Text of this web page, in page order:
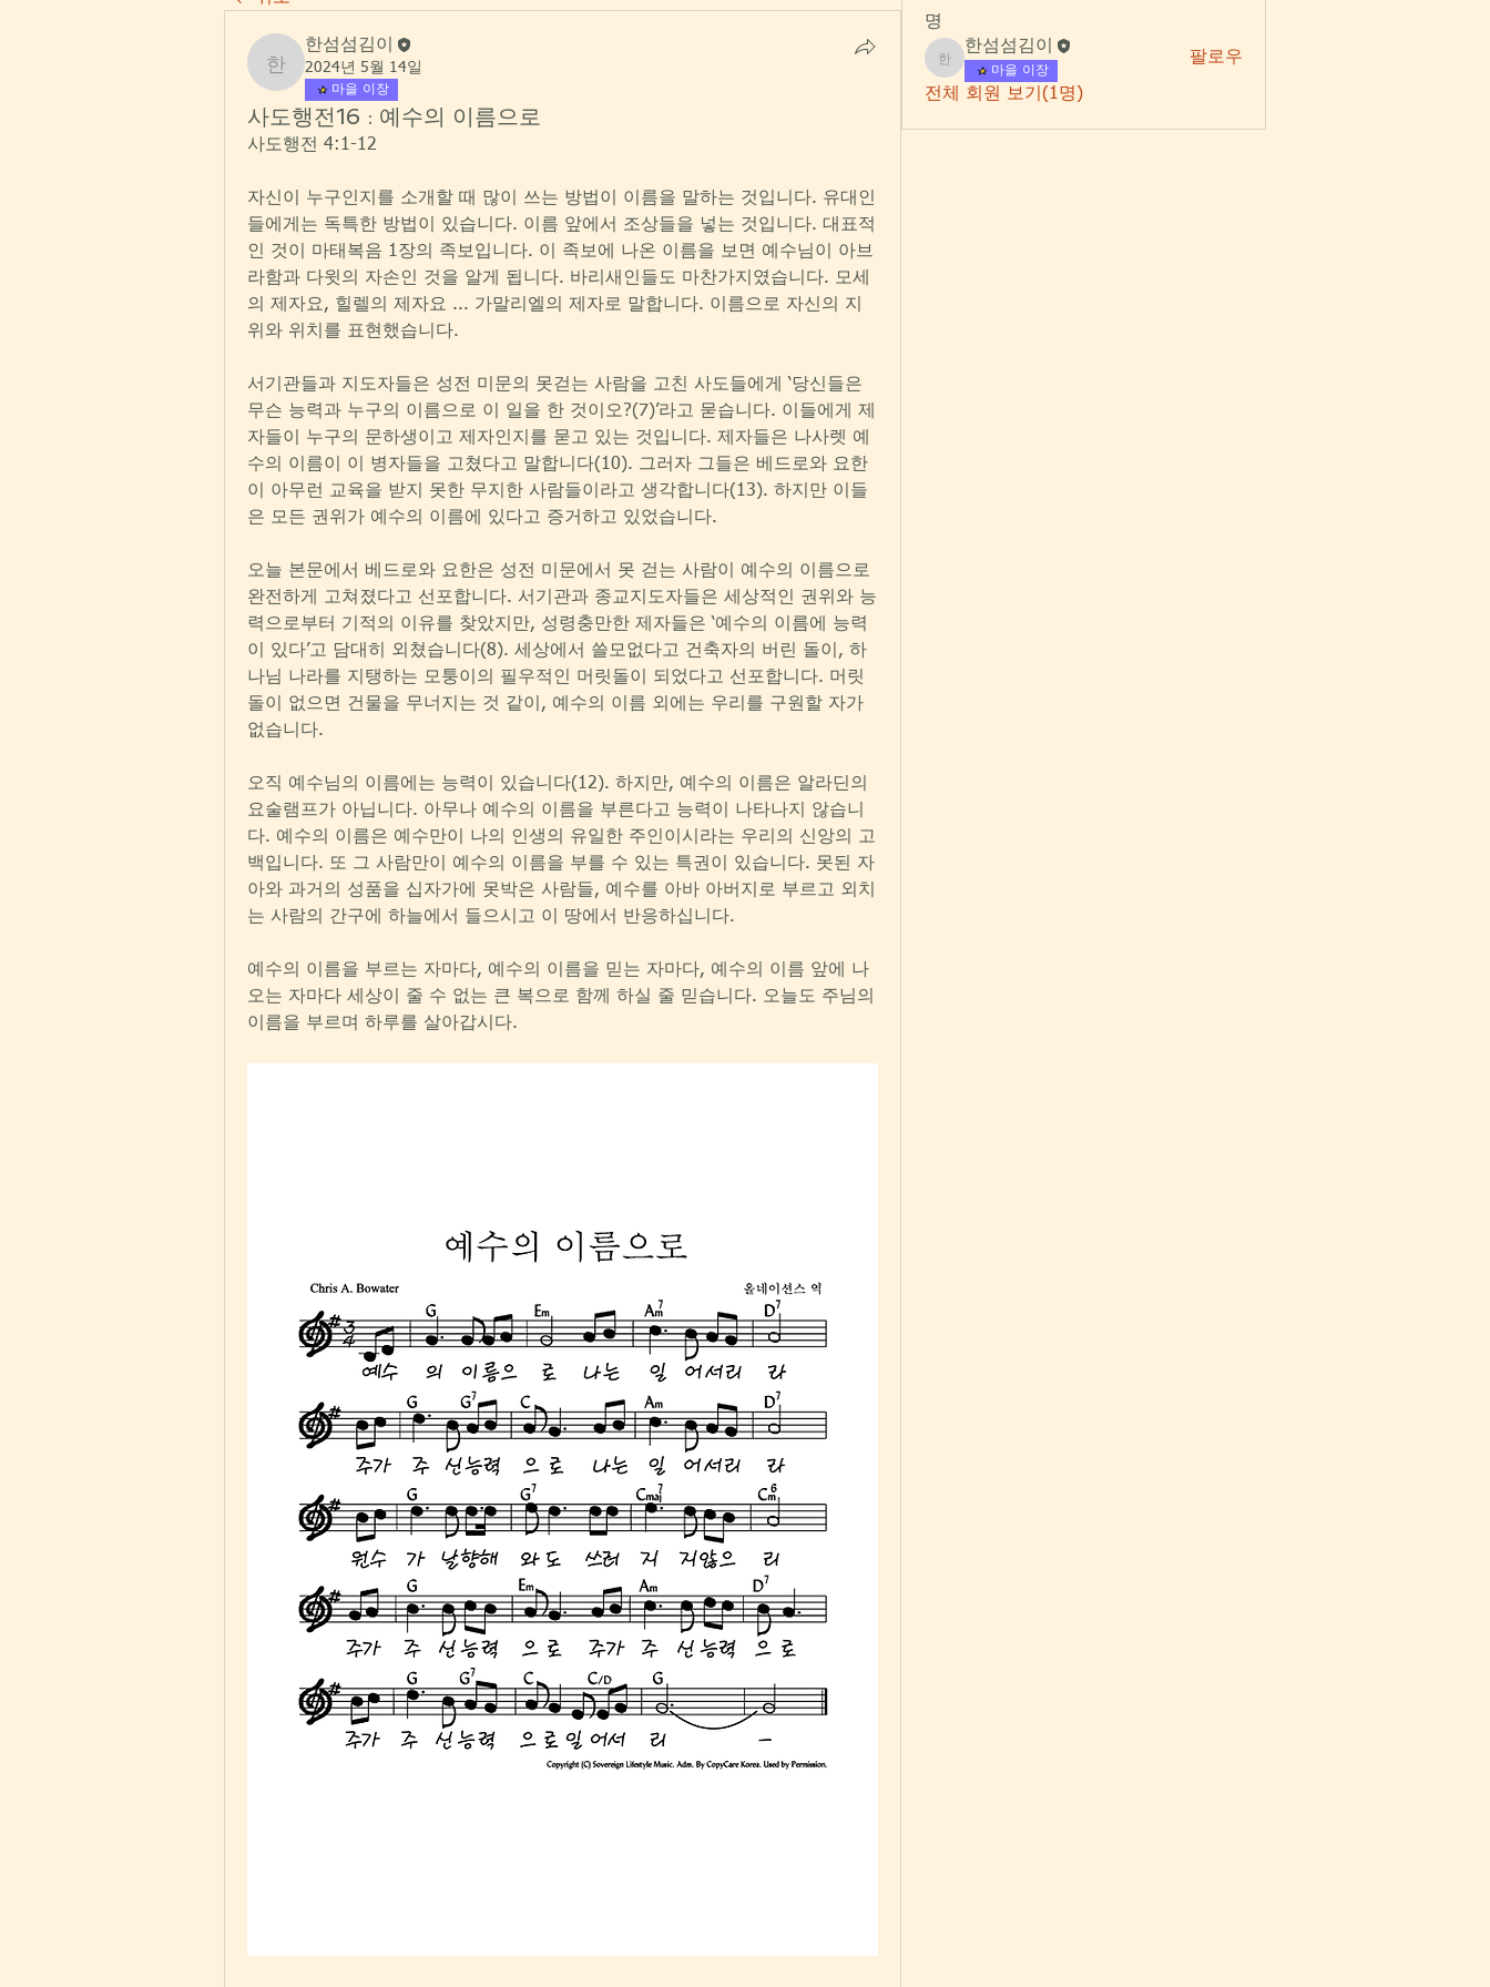
한섬섬김이
한섬섬김이
2024년 5월 14일
마을 이장
사도행전16 : 예수의 이름으로
사도행전 4:1-12
자신이 누구인지를 소개할 때 많이 쓰는 방법이 이름을 말하는 것입니다. 유대인
들에게는 독특한 방법이 있습니다. 이름 앞에서 조상들을 넣는 것입니다. 대표적
인 것이 마태복음 1장의 족보입니다. 이 족보에 나온 이름을 보면 예수님이 아브
라함과 다윗의 자손인 것을 알게 됩니다. 바리새인들도 마찬가지였습니다. 모세
의 제자요, 힐렐의 제자요 ... 가말리엘의 제자로 말합니다. 이름으로 자신의 지
위와 위치를 표현했습니다.
서기관들과 지도자들은 성전 미문의 못걷는 사람을 고친 사도들에게 ‘당신들은
무슨 능력과 누구의 이름으로 이 일을 한 것이오?(7)’라고 묻습니다. 이들에게 제
자들이 누구의 문하생이고 제자인지를 묻고 있는 것입니다. 제자들은 나사렛 예
수의 이름이 이 병자들을 고쳤다고 말합니다(10). 그러자 그들은 베드로와 요한
이 아무런 교육을 받지 못한 무지한 사람들이라고 생각합니다(13). 하지만 이들
은 모든 권위가 예수의 이름에 있다고 증거하고 있었습니다.
오늘 본문에서 베드로와 요한은 성전 미문에서 못 걷는 사람이 예수의 이름으로
완전하게 고쳐졌다고 선포합니다. 서기관과 종교지도자들은 세상적인 권위와 능
력으로부터 기적의 이유를 찾았지만, 성령충만한 제자들은 ‘예수의 이름에 능력
이 있다’고 담대히 외쳤습니다(8). 세상에서 쓸모없다고 건축자의 버린 돌이, 하
나님 나라를 지탱하는 모퉁이의 필우적인 머릿돌이 되었다고 선포합니다. 머릿
돌이 없으면 건물을 무너지는 것 같이, 예수의 이름 외에는 우리를 구원할 자가
없습니다.
오직 예수님의 이름에는 능력이 있습니다(12). 하지만, 예수의 이름은 알라딘의
요술램프가 아닙니다. 아무나 예수의 이름을 부른다고 능력이 나타나지 않습니
다. 예수의 이름은 예수만이 나의 인생의 유일한 주인이시라는 우리의 신앙의 고
백입니다. 또 그 사람만이 예수의 이름을 부를 수 있는 특권이 있습니다. 못된 자
아와 과거의 성품을 십자가에 못박은 사람들, 예수를 아바 아버지로 부르고 외치
는 사람의 간구에 하늘에서 들으시고 이 땅에서 반응하십니다.
예수의 이름을 부르는 자마다, 예수의 이름을 믿는 자마다, 예수의 이름 앞에 나
오는 자마다 세상이 줄 수 없는 큰 복으로 함께 하실 줄 믿습니다. 오늘도 주님의
이름을 부르며 하루를 살아갑시다.
명
한섬섬김이
한섬섬김이
마을 이장
팔로우
전체 회원 보기(1명)